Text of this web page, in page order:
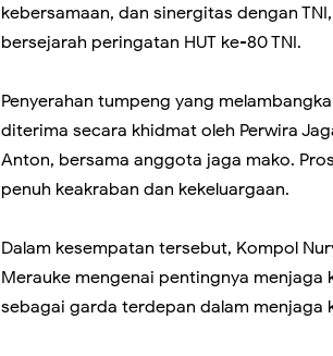
kebersamaan, dan sinergitas dengan
bersejarah peringatan HUT ke-80 TNI.
Penyerahan tumpeng yang
diterima secara khidmat oleh Perwira
Anton, bersama anggota jaga mako.
penuh keakraban dan kekeluargaan.
Dalam kesempatan tersebut, Kompol
Merauke mengenai pentingnya menjaga
sebagai garda terdepan dalam menjaga